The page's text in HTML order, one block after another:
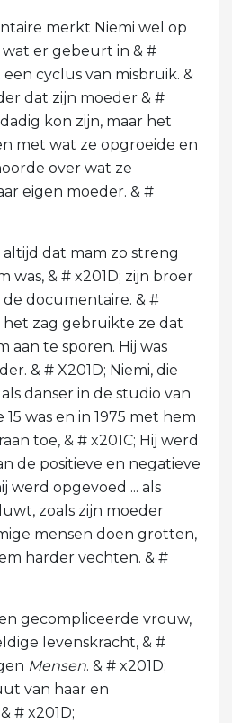
merkt Niemi wel op
er gebeurt in & #
een cyclus van misbruik. &
dat zijn moeder & #
kon zijn, maar het
met wat ze opgroeide en
over wat ze
eigen moeder. & #
altijd dat mam zo streng
was, & # x201D; zijn broer
documentaire. & #
het zag gebruikte ze dat
aan te sporen. Hij was
& # X201D; Niemi, die
danser in de studio van
was en in 1975 met hem
toe, & # x201C; Hij werd
de positieve en negatieve
werd opgevoed ... als
zoals zijn moeder
mensen doen grotten,
harder vechten. & #
gecompliceerde vrouw,
levenskracht, & #
Mensen. & # x201D;
van haar en
# x201D;